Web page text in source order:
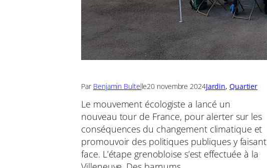
Par Benjamin Bultelle20 novembre 2024Jardin, Quartier
Le mouvement écologiste a lancé un
nouveau tour de France, pour alerter sur les
conséquences du changement climatique et
promouvoir des politiques publiques y faisant
face. L’étape grenobloise s’est effectuée à la